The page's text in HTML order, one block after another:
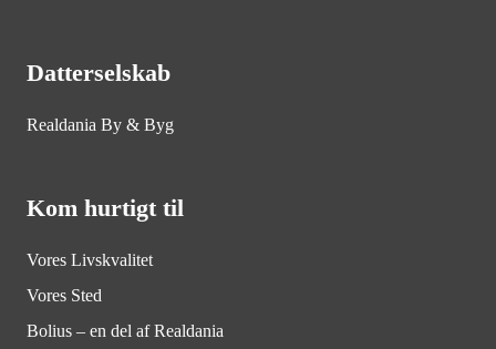
Datterselskab
Realdania By & Byg
Kom hurtigt til
Vores Livskvalitet
Vores Sted
Bolius – en del af Realdania